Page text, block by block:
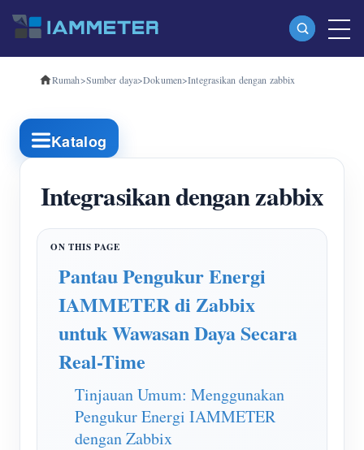
Produk
Pengukur Energi Wi-Fi Fase Tunggal (WEM3080)
Pengukur Energi Wi-Fi Tiga Fase (WEM3080T)
Pengukur Energi Wi-Fi Tiga Fase (WEM3046T)
Pengukur Energi Wi-Fi Tiga Fase (WEM3050T)
Pengontrol Daya WiFi
IAMMETER Awan Pro
Layanan hosting mandiri
Pengisi Daya EV
Simulator IAMMETER
Pengukur Virtual
Sistem Peramalan dan Simulasi Energi
Rumah>Sumber daya>Dokumen>Integrasikan dengan zabbix
Katalog
Integrasikan dengan zabbix
Pantau Pengukur Energi
IAMMETER di Zabbix
untuk Wawasan Daya Secara
Real-Time
Tinjauan Umum: Menggunakan
Pengukur Energi IAMMETER
dengan Zabbix